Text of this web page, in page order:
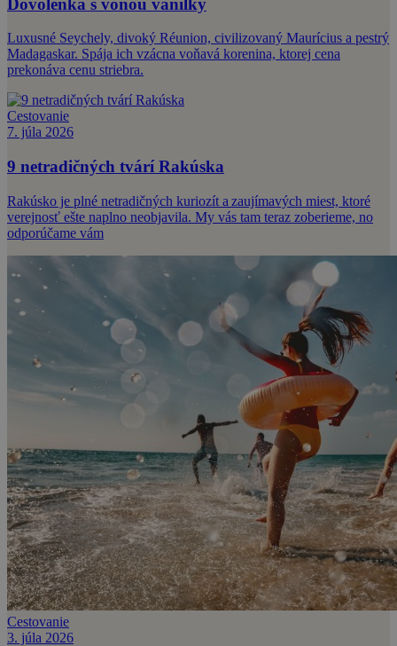
Dovolenka s vôňou vanilky
Luxusné Seychely, divoký Réunion, civilizovaný Maurícius a pestrý
Madagaskar. Spája ich vzácna voňavá korenina, ktorej cena
prekonáva cenu striebra.
Cestovanie
7. júla 2026
9 netradičných tvárí Rakúska
Rakúsko je plné netradičných kuriozít a zaujímavých miest, ktoré
verejnosť ešte naplno neobjavila. My vás tam teraz zoberieme, no
odporúčame vám
Cestovanie
3. júla 2026